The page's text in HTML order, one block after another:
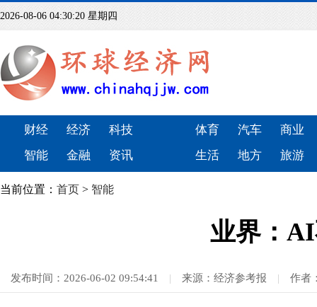
2026-08-06 04:30:21 星期四
财经 经济
科技
智能
金融 资讯
体育 汽车
商业
生活
地方 旅游
当前位置： 首页 > 智能
业界：
发布时间：2026-06-02 09:54:41 | 来源：经济参考报 | 作者